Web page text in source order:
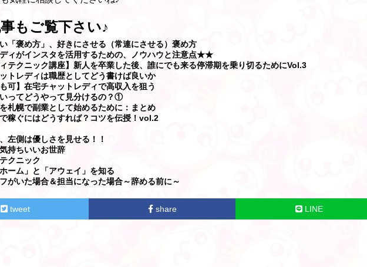
もご覧下さい♪
「褒め方」、好きにさせる（常連にさせる）褒め方
ィがインスタを活用するための、ノウハウと注意点★★
ィテクニック講座】新人を卒業した後、誰にでも来る停滞期を乗り切るためにVol.3
ットレディは職歴としてどう書けば良いか
可】在宅チャットレディで高収入を狙う
ってどうやって見分けるの？①
札幌で副業として始めるために：まとめ
稼ぐにはどうすれば？コツを伝授！vol.2
左側は優しさを見せる！！
持ちいいお世辞
クニック
ーム」と「アウェイ」を知る
がいた場合＆担当になった場合～辞める前に～
tweet share LINE